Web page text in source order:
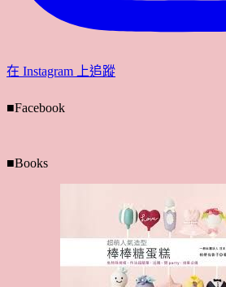
在 Instagram 上追蹤
■Facebook
■Books